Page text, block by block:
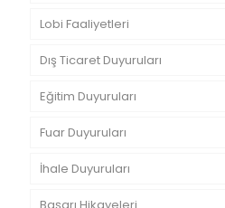
Lobi Faaliyetleri
Dış Ticaret Duyuruları
Eğitim Duyuruları
Fuar Duyuruları
İhale Duyuruları
Başarı Hikayeleri